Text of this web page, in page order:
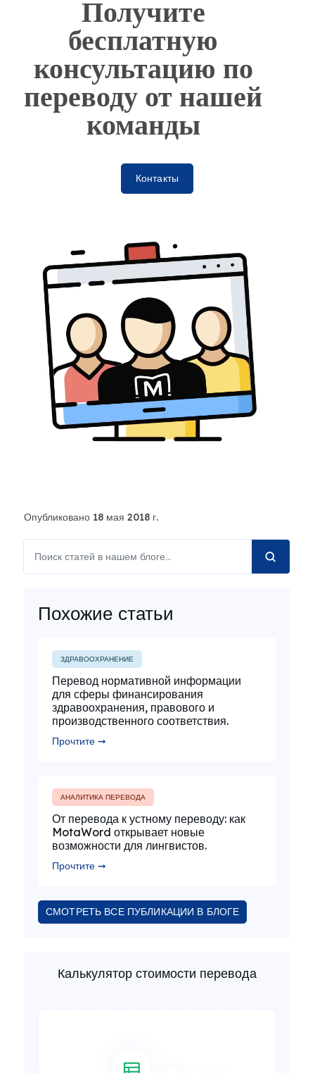
Получите
бесплатную
консультацию по
переводу от нашей
команды
Контакты
Опубликовано 18 мая 2018 г.
Похожие статьи
ЗДРАВООХРАНЕНИЕ
Перевод нормативной информации
для сферы финансирования
здравоохранения, правового и
производственного соответствия.
Прочтите ➞
АНАЛИТИКА ПЕРЕВОДА
От перевода к устному переводу: как
MotaWord открывает новые
возможности для лингвистов.
Прочтите ➞
СМОТРЕТЬ ВСЕ ПУБЛИКАЦИИ В БЛОГЕ
Калькулятор стоимости перевода